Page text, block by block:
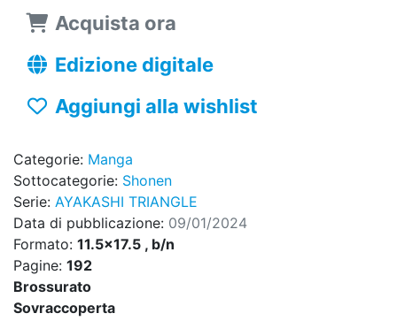
Acquista ora
Edizione digitale
Aggiungi alla wishlist
Categorie: Manga
Sottocategorie: Shonen
Serie: AYAKASHI TRIANGLE
Data di pubblicazione: 09/01/2024
Formato: 11.5x17.5 , b/n
Pagine: 192
Brossurato
Sovraccoperta